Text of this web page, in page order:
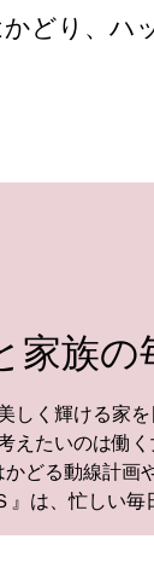
どり、ハ
家族の
しく輝ける家を
えたいのは働
かどる動線計
は、忙しい